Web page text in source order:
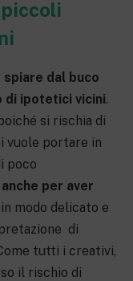
spiare dal buco
di ipotetici vicini.
si rischia di
vuole portare in
poco
per aver
in modo delicato e
di
tutti i creativi,
il rischio di